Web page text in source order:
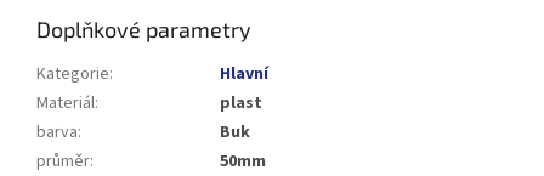
Doplňkové parametry
Kategorie:
Hlavní
Materiál:
plast
barva:
Buk
průměr:
50mm